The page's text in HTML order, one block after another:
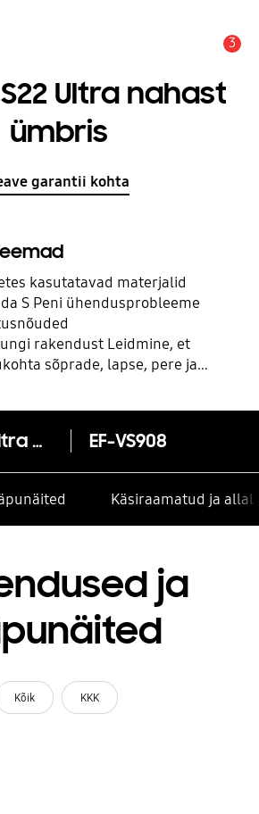
3
Ultra nahast
ümbris
garantii kohta
kasutatavad materjalid
S Peni ühendusprobleeme
rakendust Leidmine, et
sõprade, lapse, pere ja
Galaxy S22 Ultra nahast ümbris EF-VS908
Käsiraamatud ja
ja
Kõik KKK